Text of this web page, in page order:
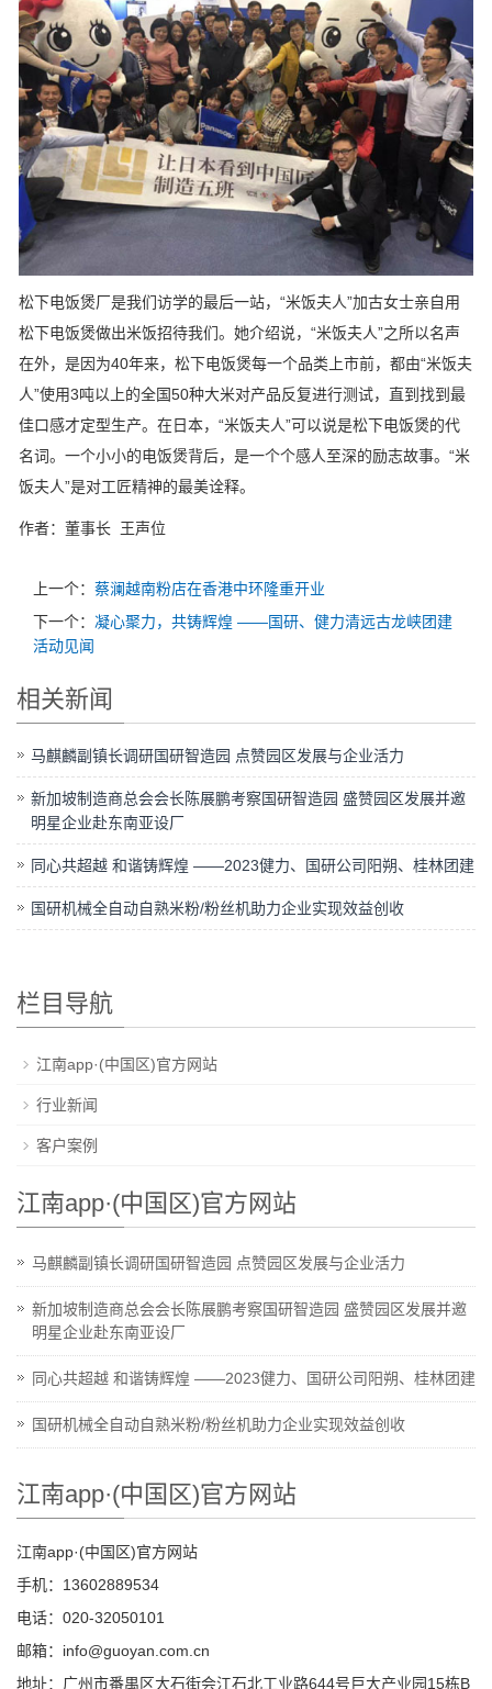
松下电饭煲厂是我们访学的最后一站，“米饭夫人”加古女士亲自用
松下电饭煲做出米饭招待我们。她介绍说，“米饭夫人”之所以名声
在外，是因为40年来，松下电饭煲每一个品类上市前，都由“米饭夫
人”使用3吨以上的全国50种大米对产品反复进行测试，直到找到最
佳口感才定型生产。在日本，“米饭夫人”可以说是松下电饭煲的代
名词。一个小小的电饭煲背后，是一个个感人至深的励志故事。“米
饭夫人”是对工匠精神的最美诠释。
作者：董事长 王声位
上一个： 蔡澜越南粉店在香港中环隆重开业
下一个： 凝心聚力，共铸辉煌 ——国研、健力清远古龙峡团建
活动见闻
相关新闻
马麒麟副镇长调研国研智造园 点赞园区发展与企业活力
新加坡制造商总会会长陈展鹏考察国研智造园 盛赞园区发展并邀
明星企业赴东南亚设厂
同心共超越 和谐铸辉煌 ——2023健力、国研公司阳朔、桂林团建
国研机械全自动自熟米粉/粉丝机助力企业实现效益创收
栏目导航
江南app·(中国区)官方网站
行业新闻
客户案例
江南app·(中国区)官方网站
马麒麟副镇长调研国研智造园 点赞园区发展与企业活力
新加坡制造商总会会长陈展鹏考察国研智造园 盛赞园区发展并邀
明星企业赴东南亚设厂
同心共超越 和谐铸辉煌 ——2023健力、国研公司阳朔、桂林团建
国研机械全自动自熟米粉/粉丝机助力企业实现效益创收
江南app·(中国区)官方网站
江南app·(中国区)官方网站
手机：13602889534
电话：020-32050101
邮箱：info@guoyan.com.cn
地址：广州市番禺区大石街会江石北工业路644号巨大产业园15栋B